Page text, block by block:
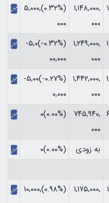
۱,۱۴۸,۰۰۰,
۰۰۰
(‎۰.۳۲%‏)‎۵,۰۰۰,
۰۰۰‏
۱,۲۴۹,۰۰۰,
۰۰۰
(‎-۰.۳۲%‏)‎-۵,۰
۰۰,۰۰۰‏
۱,۴۴۲,۰۰۰,
۰۰۰
(‎-۰.۲۷%‏)‎-۵,۰۰
۰,۰۰۰‏
۷۴۵,۹۴۰,
۰۰۰
(۰.۰۰%)۰
به زودی
(۰.۰۰%)۰
۱,۱۷۵,۰۰۰,
(‎۰.۹۸%‏)‎۱۰,۰۰۰,